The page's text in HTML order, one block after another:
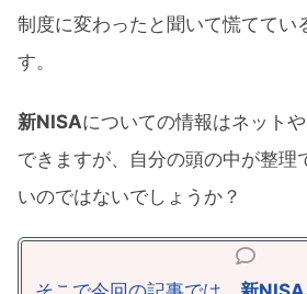
制度に変わったと聞いて慌ててい
す。
新NISAについての情報はネット
できますが、自分の頭の中が整理
いのではないでしょうか？